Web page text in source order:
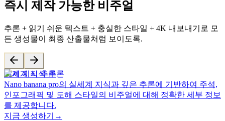
즉시 제작 가능한 비주얼
추론 + 읽기 쉬운 텍스트 + 충실한 스타일 + 4K 내보내기로 모
든 생성물이 최종 산출물처럼 보이도록.
세계 지식 추론
Nano banana pro의 실세계 지식과 깊은 추론에 기반하여 주석,
인포그래픽 및 도해 스타일의 비주얼에 대해 정확한 세부 정보
를 제공합니다.
지금 생성하기 →